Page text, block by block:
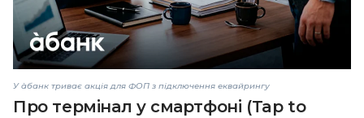
У àбанк триває акція для ФОП з підключення еквайрингу
Про термінал у смартфоні (Tap to